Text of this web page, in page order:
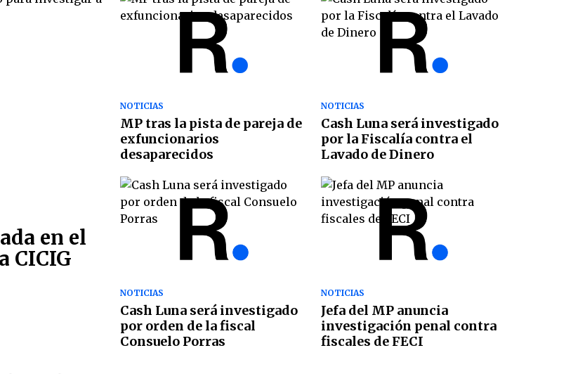
en el
CICIG
NOTICIAS
MP tras la pista de pareja de
exfuncionarios
desaparecidos
NOTICIAS
Cash Luna será investigado
por la Fiscalía contra el
Lavado de Dinero
NOTICIAS
Cash Luna será investigado
por orden de la fiscal
Consuelo Porras
NOTICIAS
Jefa del MP anuncia
investigación penal contra
fiscales de FECI